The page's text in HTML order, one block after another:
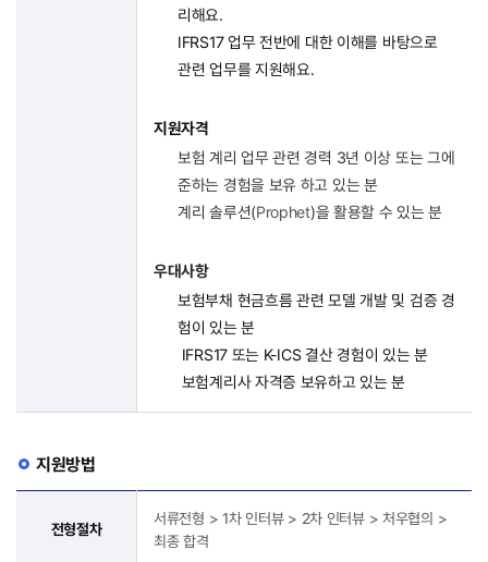
리해요.
IFRS17 업무 전반에 대한 이해를 바탕으로
관련 업무를 지원해요.
지원자격
보험 계리 업무 관련 경력 3년 이상 또는 그에
준하는 경험을 보유 하고 있는 분
계리 솔루션(Prophet)을 활용할 수 있는 분
우대사항
보험부채 현금흐름 관련 모델 개발 및 검증 경
험이 있는 분
IFRS17 또는 K-ICS 결산 경험이 있는 분
보험계리사 자격증 보유하고 있는 분
지원방법
전형절차
서류전형 > 1차 인터뷰 > 2차 인터뷰 > 처우협의 >
최종 합격